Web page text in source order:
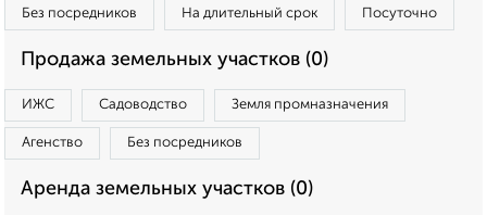
Без посредников На длительный срок Посуточно
Продажа земельных участков (0)
ИЖС Садоводство Земля промназначения
Агенство Без посредников
Аренда земельных участков (0)